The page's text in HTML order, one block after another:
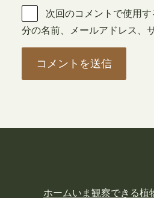
次回のコメントで使用
分の名前、メールアドレス、
ホームいま観察できる植